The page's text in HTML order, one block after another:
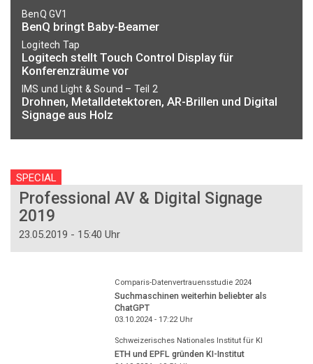
BenQ GV1
BenQ bringt Baby-Beamer
Logitech Tap
Logitech stellt Touch Control Display für
Konferenzräume vor
IMS und Light & Sound – Teil 2
Drohnen, Metalldetektoren, AR-Brillen und Digital
Signage aus Holz
SPECIAL
Professional AV & Digital Signage
2019
23.05.2019 - 15:40 Uhr
Comparis-Datenvertrauensstudie 2024
Suchmaschinen weiterhin beliebter als
ChatGPT
03.10.2024 - 17:22Uhr
Schweizerisches Nationales Institut für KI
ETH und EPFL gründen KI-Institut